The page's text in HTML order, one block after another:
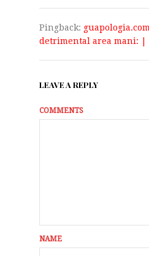
Pingback:
detrimental area mani: |
LEAVE A REPLY
COMMENTS
NAME